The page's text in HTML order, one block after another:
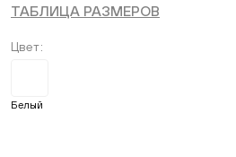
ТАБЛИЦА РАЗМЕРОВ
Цвет
Белый